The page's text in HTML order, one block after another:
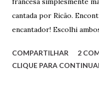
cantada por Ricão.
encantador! Escolhi
cigano. Abaixo da foto
poema logo abaixo.
COMPARTILHAR
2
CLIQUE PARA